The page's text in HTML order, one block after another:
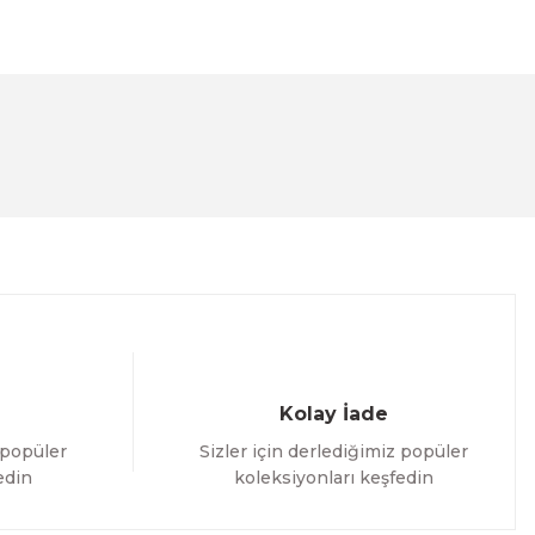
Kolay İade
Sizler için derlediğimiz popüler
koleksiyonları keşfedin